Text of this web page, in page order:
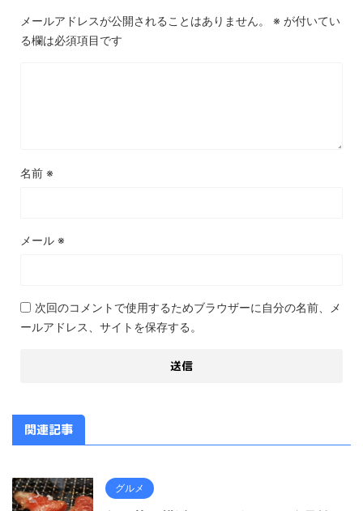
メールアドレスが公開されることはありません。 ※ が付いてい
る欄は必須項目です
名前 ※
メール ※
次回のコメントで使用するためブラウザーに自分の名前、メ
ールアドレス、サイトを保存する。
関連記事
グルメ